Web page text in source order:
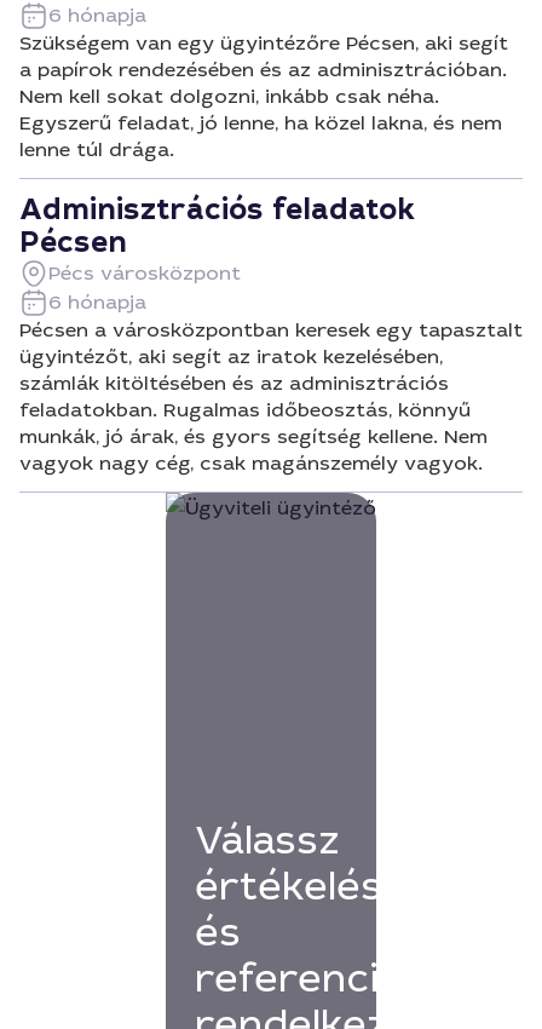
6 hónapja
Szükségem van egy ügyintézőre Pécsen, aki segít
a papírok rendezésében és az adminisztrációban.
Nem kell sokat dolgozni, inkább csak néha.
Egyszerű feladat, jó lenne, ha közel lakna, és nem
lenne túl drága.
Adminisztrációs feladatok
Pécsen
Pécs városközpont
6 hónapja
Pécsen a városközpontban keresek egy tapasztalt
ügyintézőt, aki segít az iratok kezelésében,
számlák kitöltésében és az adminisztrációs
feladatokban. Rugalmas időbeosztás, könnyű
munkák, jó árak, és gyors segítség kellene. Nem
vagyok nagy cég, csak magánszemély vagyok.
Válassz
értékelésekkel
és
referenciákkal